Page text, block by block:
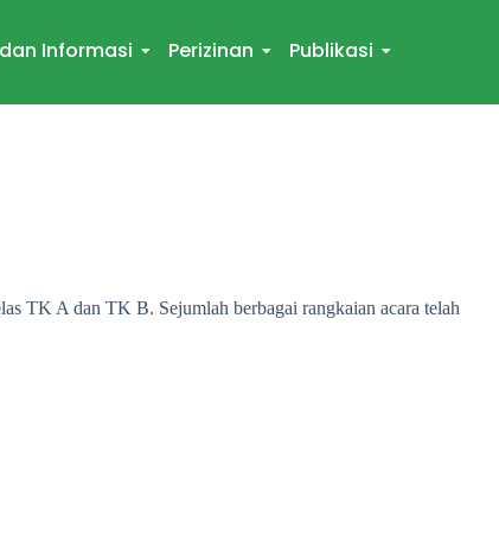
Informasi Perizinan Publikasi
TK A dan TK B. Sejumlah berbagai rangkaian acara telah